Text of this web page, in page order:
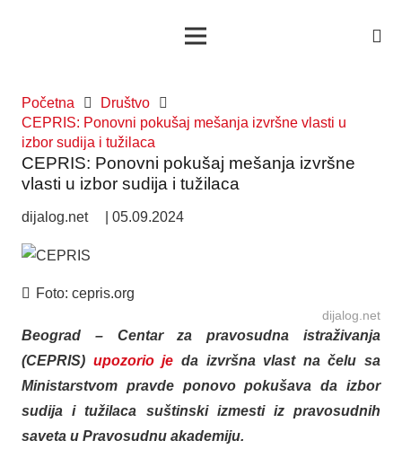
Početna
Društvo
CEPRIS: Ponovni pokušaj mešanja izvršne vlasti u
izbor sudija i tužilaca
CEPRIS: Ponovni pokušaj mešanja izvršne
vlasti u izbor sudija i tužilaca
dijalog.net |05.09.2024
Foto:cepris.org
dijalog.net
Beograd – Centar za pravosudna istraživanja
(CEPRIS) upozorio je da izvršna vlast na čelu sa
Ministarstvom pravde ponovo pokušava da izbor
sudija i tužilaca suštinski izmesti iz pravosudnih
saveta u Pravosudnu akademiju.